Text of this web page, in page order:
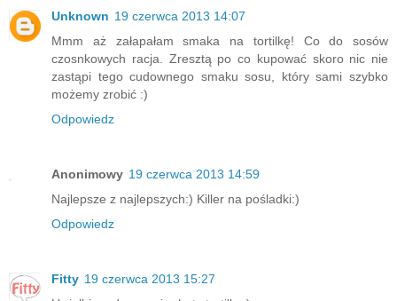
Unknown 19 czerwca 2013 14:07
Mmm aż załapałam smaka na tortilkę! Co do sosów
czosnkowych racja. Zresztą po co kupować skoro nic nie
zastąpi tego cudownego smaku sosu, który sami szybko
możemy zrobić :)
Odpowiedz
Anonimowy 19 czerwca 2013 14:59
Najlepsze z najlepszych:) Killer na pośladki:)
Odpowiedz
Fitty 19 czerwca 2013 15:27